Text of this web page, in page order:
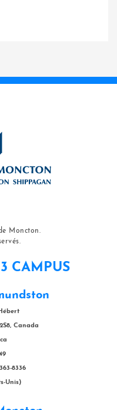
Moncton.
CAMPUS
Canada
8336
Unis)